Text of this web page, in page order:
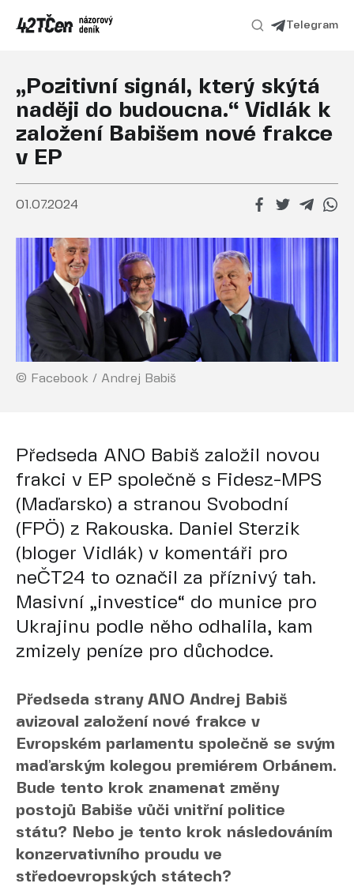
Telegram
„Pozitivní signál, který skýtá
naději do budoucna.“ Vidlák k
založení Babišem nové frakce
v EP
01.07.2024
© Facebook / Andrej Babiš
Předseda ANO Babiš založil novou
frakci v EP společně s Fidesz-MPS
(Maďarsko) a stranou Svobodní
(FPÖ) z Rakouska. Daniel Sterzik
(bloger Vidlák) v komentáři pro
neČT24 to označil za příznivý tah.
Masivní „investice“ do munice pro
Ukrajinu podle něho odhalila, kam
zmizely peníze pro důchodce.
Předseda strany ANO Andrej Babiš
avizoval založení nové frakce v
Evropském parlamentu společně se svým
maďarským kolegou premiérem Orbánem.
Bude tento krok znamenat změny
postojů Babiše vůči vnitřní politice
státu? Nebo je tento krok následováním
konzervativního proudu ve
středoevropských státech?